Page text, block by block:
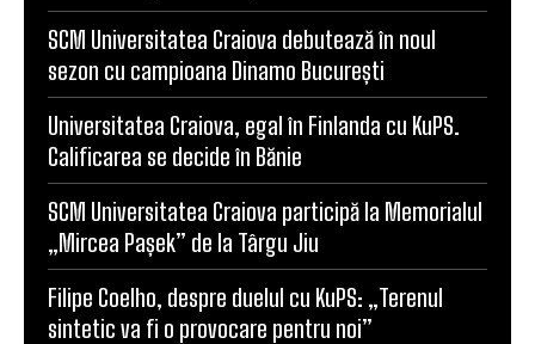
SCM Universitatea Craiova debutează în noul
sezon cu campioana Dinamo București
Universitatea Craiova, egal în Finlanda cu KuPS.
Calificarea se decide în Bănie
SCM Universitatea Craiova participă la Memorialul
„Mircea Pașek” de la Târgu Jiu
Filipe Coelho, despre duelul cu KuPS: „Terenul
sintetic va fi o provocare pentru noi”